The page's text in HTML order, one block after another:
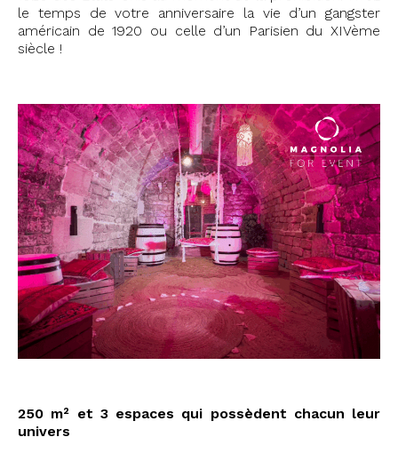
le temps de votre anniversaire la vie d’un gangster
américain de 1920 ou celle d’un Parisien du XIVème
siècle !
250 m² et 3 espaces qui possèdent chacun leur
univers